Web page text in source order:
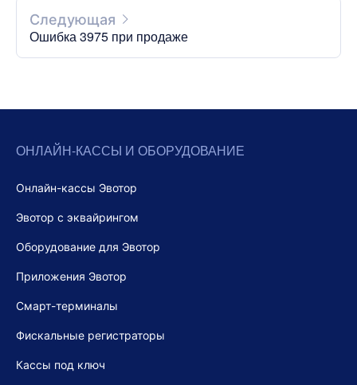
Следующая
Ошибка 3975 при продаже
ОНЛАЙН-КАССЫ И ОБОРУДОВАНИЕ
Онлайн-кассы Эвотор
Эвотор с эквайрингом
Оборудование для Эвотор
Приложения Эвотор
Смарт-терминалы
Фискальные регистраторы
Кассы под ключ